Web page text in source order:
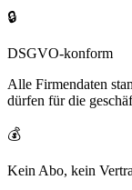
🔒
DSGVO-konform
Alle Firmendaten
dürfen für die
💰
Kein Abo, kein